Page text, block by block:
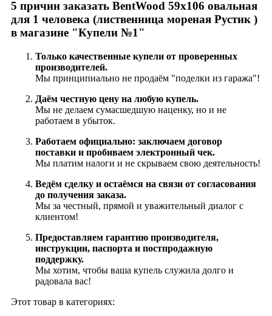
5 причин заказать BentWood 59х106 овальная
для 1 человека (лиственница мореная Рустик )
в магазине "Купели №1"
Только качественные купели от проверенных
производителей.
Мы принципиально не продаём "поделки из гаража"!
Даём честную цену на любую купель.
Мы не делаем сумасшедшую наценку, но и не
работаем в убыток.
Работаем официально: заключаем договор
поставки и пробиваем электронный чек.
Мы платим налоги и не скрываем свою деятельность!
Ведём сделку и остаёмся на связи от согласования
до получения заказа.
Мы за честный, прямой и уважительный диалог с
клиентом!
Предоставляем гарантию производителя,
инструкции, паспорта и постпродажную
поддержку.
Мы хотим, чтобы ваша купель служила долго и
радовала вас!
Этот товар в категориях: